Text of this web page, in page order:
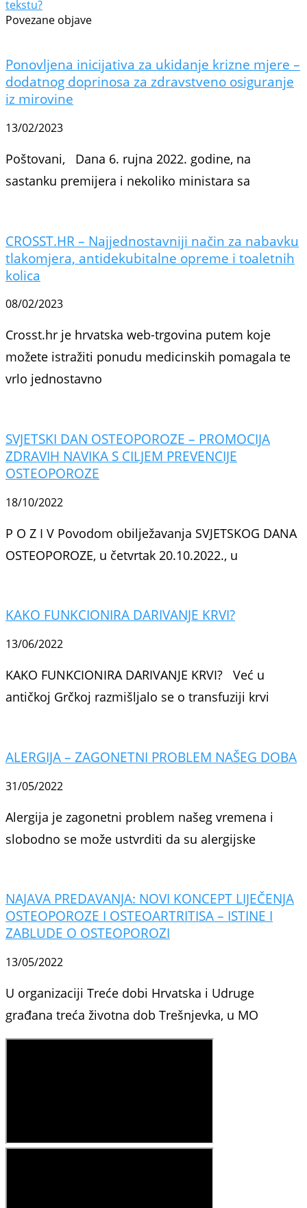
tekstu?
Povezane objave
Ponovljena inicijativa za ukidanje krizne mjere –
dodatnog doprinosa za zdravstveno osiguranje
iz mirovine
13/02/2023
Poštovani, Dana 6. rujna 2022. godine, na
sastanku premijera i nekoliko ministara sa
CROSST.HR – Najjednostavniji način za nabavku
tlakomjera, antidekubitalne opreme i toaletnih
kolica
08/02/2023
Crosst.hr je hrvatska web-trgovina putem koje
možete istražiti ponudu medicinskih pomagala te
vrlo jednostavno
SVJETSKI DAN OSTEOPOROZE – PROMOCIJA
ZDRAVIH NAVIKA S CILJEM PREVENCIJE
OSTEOPOROZE
18/10/2022
P O Z I V Povodom obilježavanja SVJETSKOG DANA
OSTEOPOROZE, u četvrtak 20.10.2022., u
KAKO FUNKCIONIRA DARIVANJE KRVI?
13/06/2022
KAKO FUNKCIONIRA DARIVANJE KRVI? Već u
antičkoj Grčkoj razmišljalo se o transfuziji krvi
ALERGIJA – ZAGONETNI PROBLEM NAŠEG DOBA
31/05/2022
Alergija je zagonetni problem našeg vremena i
slobodno se može ustvrditi da su alergijske
NAJAVA PREDAVANJA: NOVI KONCEPT LIJEČENJA
OSTEOPOROZE I OSTEOARTRITISA – ISTINE I
ZABLUDE O OSTEOPOROZI
13/05/2022
U organizaciji Treće dobi Hrvatska i Udruge
građana treća životna dob Trešnjevka, u MO